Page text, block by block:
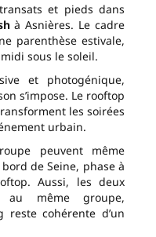
et pieds dans
à Asnières. Le cadre
parenthèse estivale,
sous le soleil.
et photogénique,
s’impose. Le rooftop
les soirées
urbain.
peuvent même
de Seine, phase à
Aussi, les deux
au même groupe,
reste cohérente d’un